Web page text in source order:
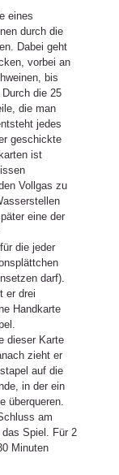
eines
durch die
Dabei geht
vorbei an
bis
die 25
die man
jedes
geschickte
ist
Vollgas zu
eine der
die jeder
darf).
er drei
Handkarte
dieser Karte
zieht er
auf die
in der ein
überqueren.
am
Spiel. Für 2
Minuten